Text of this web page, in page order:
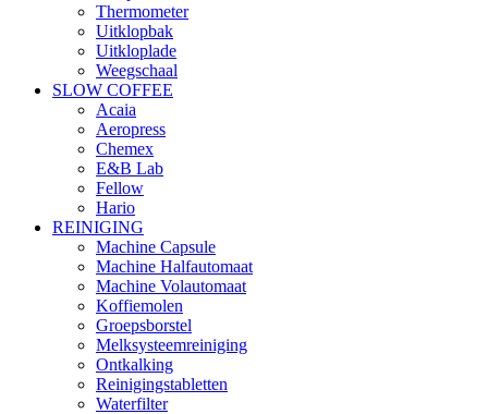
Thermometer
Uitklopbak
Uitkloplade
Weegschaal
SLOW COFFEE
Acaia
Aeropress
Chemex
E&B Lab
Fellow
Hario
REINIGING
Machine Capsule
Machine Halfautomaat
Machine Volautomaat
Koffiemolen
Groepsborstel
Melksysteemreiniging
Ontkalking
Reinigingstabletten
Waterfilter